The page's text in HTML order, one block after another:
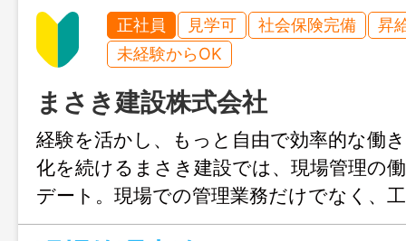
正社員 見学可 社会保険完備
昇
未経験からOK
まさき建設株式会社
経験を活かし、もっと自由で効率的な働
化を続けるまさき建設では、現場管理の
デート。現場での管理業務だけでなく、
成などデスクワークも多く、"現場の司令